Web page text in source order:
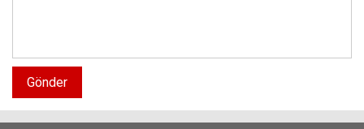
Gönder